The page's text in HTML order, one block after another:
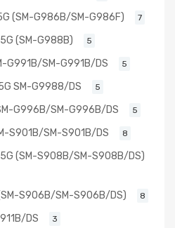
(SM-G986B/SM-G986F) 7
(SM-G988B) 5
G991B/SM-G991B/DS 5
SM-G9988/DS 5
G996B/SM-G996B/DS 5
S901B/SM-S901B/DS 8
(SM-S908B/SM-S908B/DS)
S906B/SM-S906B/DS) 8
DS 3